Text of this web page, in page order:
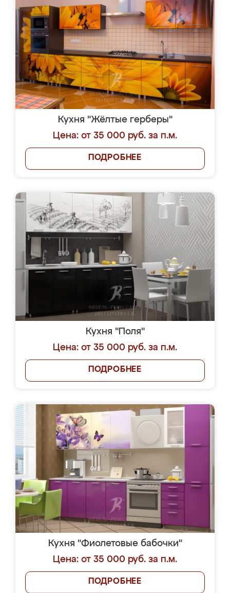
Кухня "Жёлтые герберы"
Цена: от 35 000 руб. за п.м.
ПОДРОБНЕЕ
Кухня "Поля"
Цена: от 35 000 руб. за п.м.
ПОДРОБНЕЕ
Кухня "Фиолетовые бабочки"
Цена: от 35 000 руб. за п.м.
ПОДРОБНЕЕ